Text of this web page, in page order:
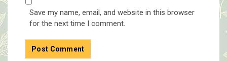
Save my name, email, and website in this browser
for the next time I comment.